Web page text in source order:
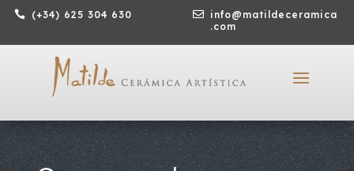
 (+34) 625 304 630 
info@matildeceramica
.com